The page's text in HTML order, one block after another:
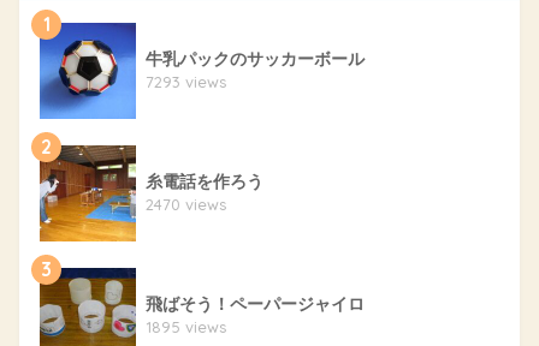
1
牛乳パックのサッカーボール
7293 views
2
糸電話を作ろう
2470 views
3
飛ばそう！ペーパージャイロ
1895 views